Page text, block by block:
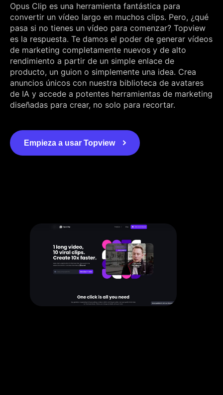
Opus Clip es una herramienta fantástica para
convertir un vídeo largo en muchos clips. Pero, ¿qué
pasa si no tienes un vídeo para comenzar? Topview
es la respuesta. Te damos el poder de generar vídeos
de marketing completamente nuevos y de alto
rendimiento a partir de un simple enlace de
producto, un guion o simplemente una idea. Crea
anuncios únicos con nuestra biblioteca de avatares
de IA y accede a potentes herramientas de marketing
diseñadas para crear, no solo para recortar.
Empieza a usar Topview